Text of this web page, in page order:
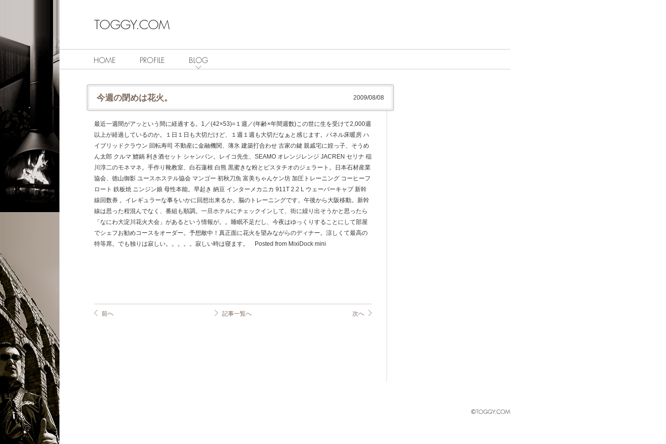
今週の閉めは花火。 2009/08/08
最近一週間がアッという間に経過する。1／(42×53)=１週／(年齢×年間週数)この世に生を受けて2,000週
以上が経過しているのか。１日１日も大切だけど、１週１週も大切だなぁと感じます。パネル床暖房 ハ
イブリッドクラウン 回転寿司 不動産に金融機関、薄氷 建築打合わせ 古家の鍵 親戚宅に姪っ子、そうめ
ん太郎 クルマ 鱧鍋 利き酒セット シャンパン。レイコ先生、SEAMO オレンジレンジ JACREN セリナ 稲
川淳二のモネマネ。手作り靴教室、白石蓮根 白熊 黒蜜きな粉とピスタチオのジェラート。日本石材産業
協会、徳山御影 ユースホステル協会 マンゴー 初秋刀魚 富美ちゃんケン坊 加圧トレーニング コーヒーフ
ロート 鉄板焼 ニンジン娘 母性本能。早起き 納豆 インターメカニカ 911T 2.2 L ウェーバーキャブ 新幹
線回数券 。イレギュラーな事をいかに回想出来るか。脳のトレーニングです。午後から大阪移動。新幹
線は思った程混んでなく、番組も順調。一旦ホテルにチェックインして、街に繰り出そうかと思ったら
「なにわ大淀川花火大会」があるという情報が。。睡眠不足だし、今夜はゆっくりすることにして部屋
でシェフお勧めコースをオーダー。予想敵中！真正面に花火を望みながらのディナー。涼しくて最高の
特等席。でも独りは寂しい。。。。。寂しい時は寝ます。 Posted from MixiDock mini
前へ 記事一覧へ 次へ